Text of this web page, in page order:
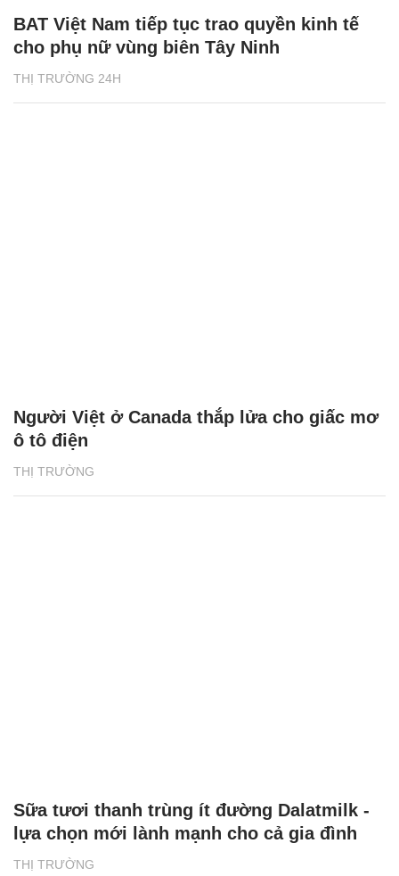
THỊ TRƯỜNG 24H
BAT Việt Nam tiếp tục trao quyền kinh tế
cho phụ nữ vùng biên Tây Ninh
THỊ TRƯỜNG
Người Việt ở Canada thắp lửa cho giấc mơ
ô tô điện
THỊ TRƯỜNG
Sữa tươi thanh trùng ít đường Dalatmilk -
lựa chọn mới lành mạnh cho cả gia đình